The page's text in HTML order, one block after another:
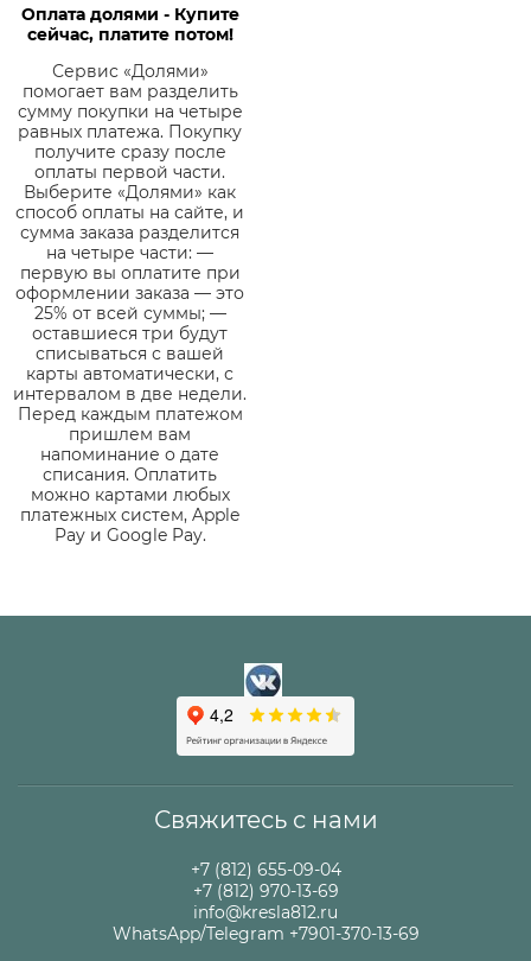
Оплата долями - Купите
сейчас, платите потом!
Сервис «Долями»
помогает вам разделить
сумму покупки на четыре
равных платежа. Покупку
получите сразу после
оплаты первой части.
Выберите «Долями» как
способ оплаты на сайте, и
сумма заказа разделится
на четыре части: —
первую вы оплатите при
оформлении заказа — это
25% от всей суммы; —
оставшиеся три будут
списываться с вашей
карты автоматически, с
интервалом в две недели.
Перед каждым платежом
пришлем вам
напоминание о дате
списания. Оплатить
можно картами любых
платежных систем, Apple
Pay и Google Pay.
Свяжитесь с нами
+7 (812) 655-09-04
+7 (812) 970-13-69
info@kresla812.ru
WhatsApp/Telegram +7901-370-13-69